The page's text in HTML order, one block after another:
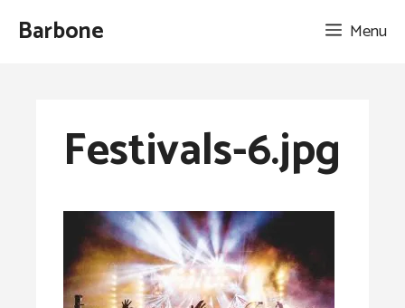
AllerBarbone Menu
Festivals-6.jpg